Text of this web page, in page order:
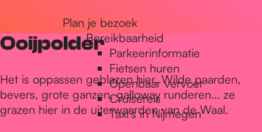
Plan je bezoek
Bereikbaarheid
Parkeerinformatie
Fietsen huren
Openbaar vervoer
Cruisereis
Taxi's in Nijmegen
Ooijpolder
Het is oppassen geblazen hier. Wilde paarden,
bevers, grote ganzen, galloway runderen... ze
grazen hier in de uiterwaarden van de Waal.